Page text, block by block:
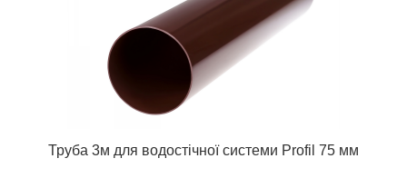
Труба 3м для водостічної системи Profil 75 мм